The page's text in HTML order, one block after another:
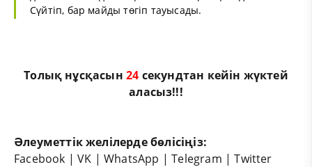
Сүйтіп, бар майды төгіп тауысады.
Толық нұсқасын23 секундтан кейін жүктей
аласыз!!!
Әлеуметтік желілерде бөлісіңіз:
Facebook |VK |WhatsApp |Telegram |Twitter